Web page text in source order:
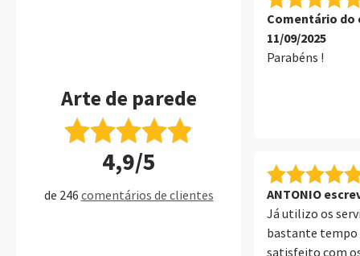
Arte de parede
4,9/5
de 246 comentários de clientes
Comentário do
11/09/2025
Parabéns !
ANTONIO
Já utilizo os
bastante tempo
satisfeito com